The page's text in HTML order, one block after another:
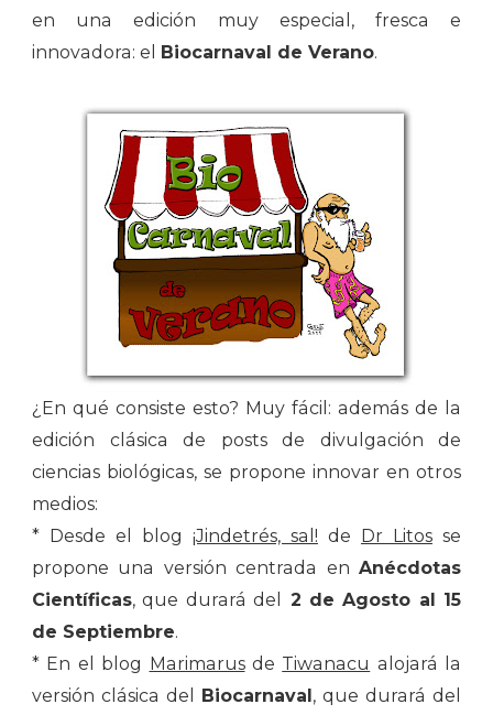
en una edición muy especial, fresca e
innovadora: el Biocarnaval de Verano.
¿En qué consiste esto? Muy fácil: además de la
edición clásica de posts de divulgación de
ciencias biológicas, se propone innovar en otros
medios:
* Desde el blog ¡Jindetrés, sal! de Dr Litos se
propone una versión centrada en Anécdotas
Científicas, que durará del
2 de Agosto al 15
de Septiembre.
* En el blog Marimarusde Tiwanacu alojará la
versión clásica del Biocarnaval, que durará del